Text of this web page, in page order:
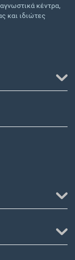
κέντρα,
και ιδιώτες